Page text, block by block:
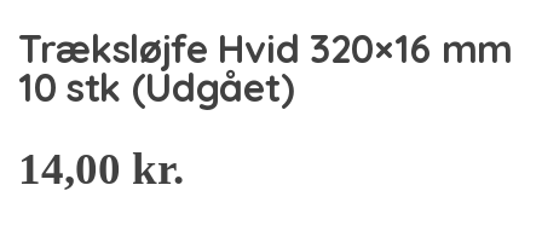
Træksløjfe Hvid 320×16 mm
10 stk (Udgået)
14,00 kr.